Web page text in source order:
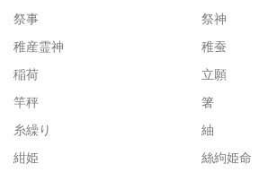
祭事
祭神
稚産霊神
稚蚕
稲荷
立願
竿秤
箸
糸繰り
紬
紺姫
絲絇姫命